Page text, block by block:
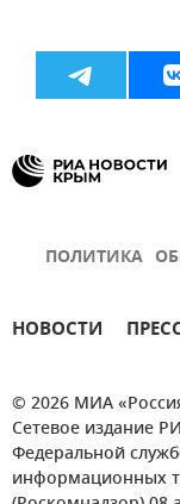
ПОЛИТИКА
НОВОСТИ
© 2026 МИА
Сетевое издание
Федеральной
информационных